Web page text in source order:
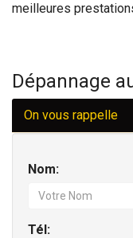
meilleures
Dépannage
On vous rappelle
Nom:
Tél: